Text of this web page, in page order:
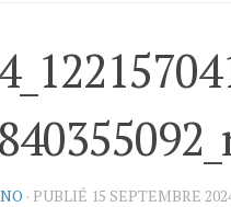
· PUBLIÉ 15 SEPTEMBRE